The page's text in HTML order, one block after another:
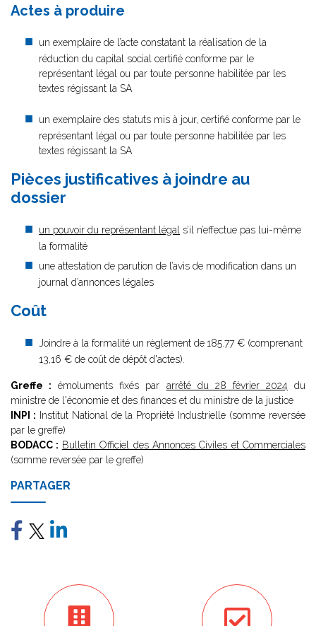
Actes à produire
un exemplaire de l’acte constatant la réalisation de la
réduction du capital social certifié conforme par le
représentant légal ou par toute personne habilitée par les
textes régissant la SA
un exemplaire des statuts mis à jour, certifié conforme par le
représentant légal ou par toute personne habilitée par les
textes régissant la SA
Pièces justificatives à joindre au
dossier
un pouvoir du représentant légal s’il n’effectue pas lui-même
la formalité
une attestation de parution de l’avis de modification dans un
journal d’annonces légales
Coût
Joindre à la formalité un règlement de185.77 € (comprenant
13,16 € de coût de dépôt d'actes).
Greffe : émoluments fixés par arrêté du 28 février 2024 du
ministre de l'économie et des finances et du ministre de la justice
INPI : Institut National de la Propriété Industrielle (somme reversée
par le greffe)
BODACC : Bulletin Officiel des Annonces Civiles et Commerciales
(somme reversée par le greffe)
PARTAGER